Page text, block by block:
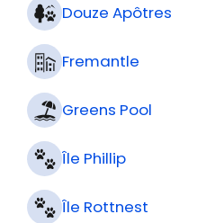
Douze Apôtres
Fremantle
Greens Pool
Île Phillip
Île Rottnest